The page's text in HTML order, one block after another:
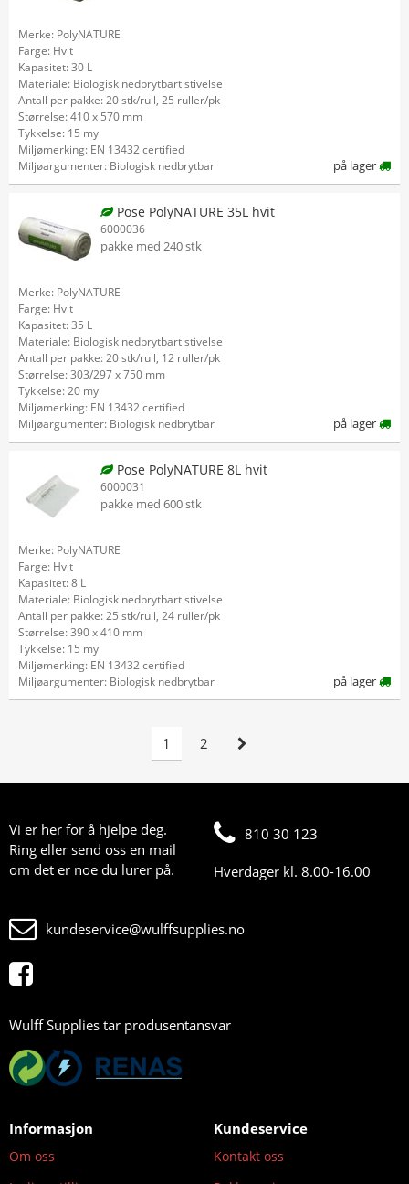
Merke: PolyNATURE
Farge: Hvit
Kapasitet: 30 L
Materiale: Biologisk nedbrytbart stivelse
Antall per pakke: 20 stk/rull, 25 ruller/pk
Størrelse: 410 x 570 mm
Tykkelse: 15 my
Miljømerking: EN 13432 certified
Miljøargumenter: Biologisk nedbrytbar
på lager
Pose PolyNATURE 35L hvit
6000036
pakke med 240 stk
Merke: PolyNATURE
Farge: Hvit
Kapasitet: 35 L
Materiale: Biologisk nedbrytbart stivelse
Antall per pakke: 20 stk/rull, 12 ruller/pk
Størrelse: 303/297 x 750 mm
Tykkelse: 20 my
Miljømerking: EN 13432 certified
Miljøargumenter: Biologisk nedbrytbar
på lager
Pose PolyNATURE 8L hvit
6000031
pakke med 600 stk
Merke: PolyNATURE
Farge: Hvit
Kapasitet: 8 L
Materiale: Biologisk nedbrytbart stivelse
Antall per pakke: 25 stk/rull, 24 ruller/pk
Størrelse: 390 x 410 mm
Tykkelse: 15 my
Miljømerking: EN 13432 certified
Miljøargumenter: Biologisk nedbrytbar
på lager
1 2
Vi er her for å hjelpe deg.
Ring eller send oss en mail
om det er noe du lurer på.
810 30 123
Hverdager kl. 8.00-16.00
kundeservice@wulffsupplies.no
Wulff Supplies tar produsentansvar
Informasjon
Om oss
Kundeservice
Kontakt oss